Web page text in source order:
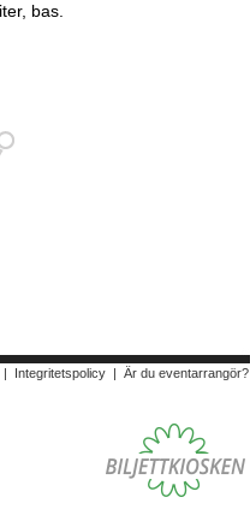
bas.
| Integritetspolicy | Är du eventarrangör?